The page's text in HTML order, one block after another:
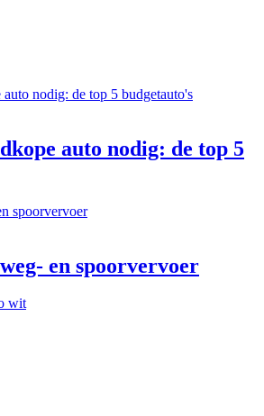
auto nodig: de top 5
en spoorvervoer